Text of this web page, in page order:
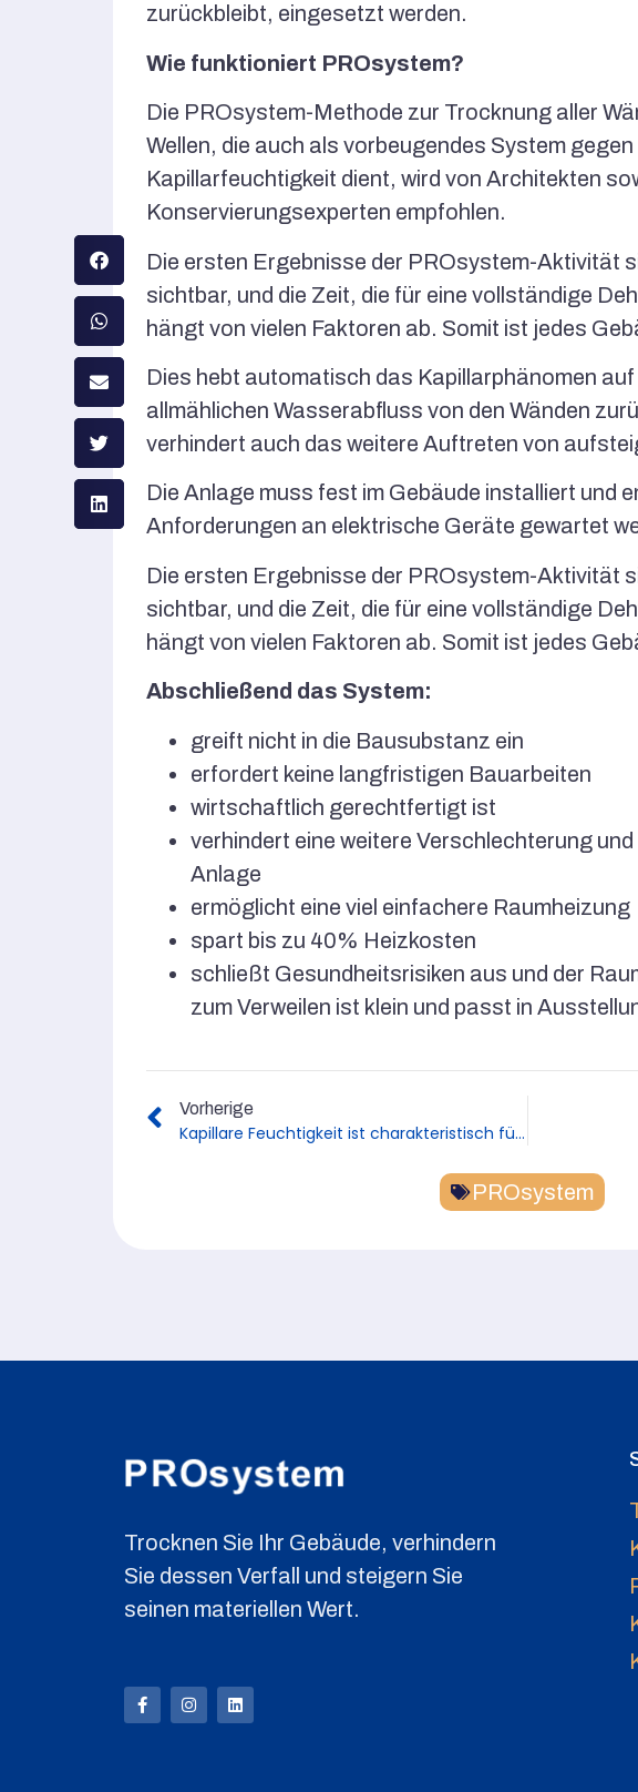
zurückbleibt, eingesetzt werden.
Wie funktioniert PROsystem?
Die PROsystem-Methode zur Trocknung aller
Wellen, die auch als vorbeugendes System
Kapillarfeuchtigkeit dient, wird von Architekten
Konservierungsexperten empfohlen.
Die ersten Ergebnisse der PROsystem-Aktivität
sichtbar, und die Zeit, die für eine vollständige
hängt von vielen Faktoren ab. Somit ist jedes
Dies hebt automatisch das Kapillarphänomen
allmählichen Wasserabfluss von den Wänden
verhindert auch das weitere Auftreten von
Die Anlage muss fest im Gebäude installiert und
Anforderungen an elektrische Geräte gewartet
Die ersten Ergebnisse der PROsystem-Aktivität
sichtbar, und die Zeit, die für eine vollständige
hängt von vielen Faktoren ab. Somit ist jedes
Abschließend das System:
greift nicht in die Bausubstanz ein
erfordert keine langfristigen Bauarbeiten
wirtschaftlich gerechtfertigt ist
verhindert eine weitere Verschlechterung
Anlage
ermöglicht eine viel einfachere Raumheizung
spart bis zu 40% Heizkosten
schließt Gesundheitsrisiken aus und der
zum Verweilen ist klein und passt in
Vorherige
Kapillare Feuchtigkeit ist charakteristisch für Altbauten
PROsystem
Trocknen Sie Ihr Gebäude, verhindern
Sie dessen Verfall und steigern Sie
seinen materiellen Wert.